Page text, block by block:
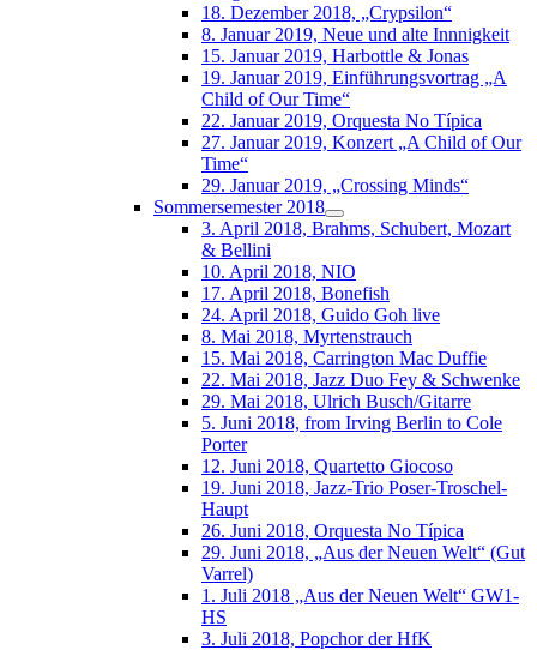
18. Dezember 2018, „Crypsilon“
8. Januar 2019, Neue und alte Innnigkeit
15. Januar 2019, Harbottle & Jonas
19. Januar 2019, Einführungsvortrag „A
Child of Our Time“
22. Januar 2019, Orquesta No Típica
27. Januar 2019, Konzert „A Child of Our
Time“
29. Januar 2019, „Crossing Minds“
Sommersemester 2018
3. April 2018, Brahms, Schubert, Mozart
& Bellini
10. April 2018, NIO
17. April 2018, Bonefish
24. April 2018, Guido Goh live
8. Mai 2018, Myrtenstrauch
15. Mai 2018, Carrington Mac Duffie
22. Mai 2018, Jazz Duo Fey & Schwenke
29. Mai 2018, Ulrich Busch/Gitarre
5. Juni 2018, from Irving Berlin to Cole
Porter
12. Juni 2018, Quartetto Giocoso
19. Juni 2018, Jazz-Trio Poser-Troschel-
Haupt
26. Juni 2018, Orquesta No Típica
29. Juni 2018, „Aus der Neuen Welt“ (Gut
Varrel)
1. Juli 2018 „Aus der Neuen Welt“ GW1-
HS
3. Juli 2018, Popchor der HfK